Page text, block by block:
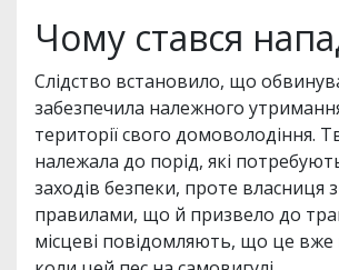
Чому стався
Слідство встановило, що
забезпечила належного
території свого домоволодіння.
належала до порід, які
заходів безпеки, проте власниця
правилами, що й призвело до
місцеві повідомляють, що це